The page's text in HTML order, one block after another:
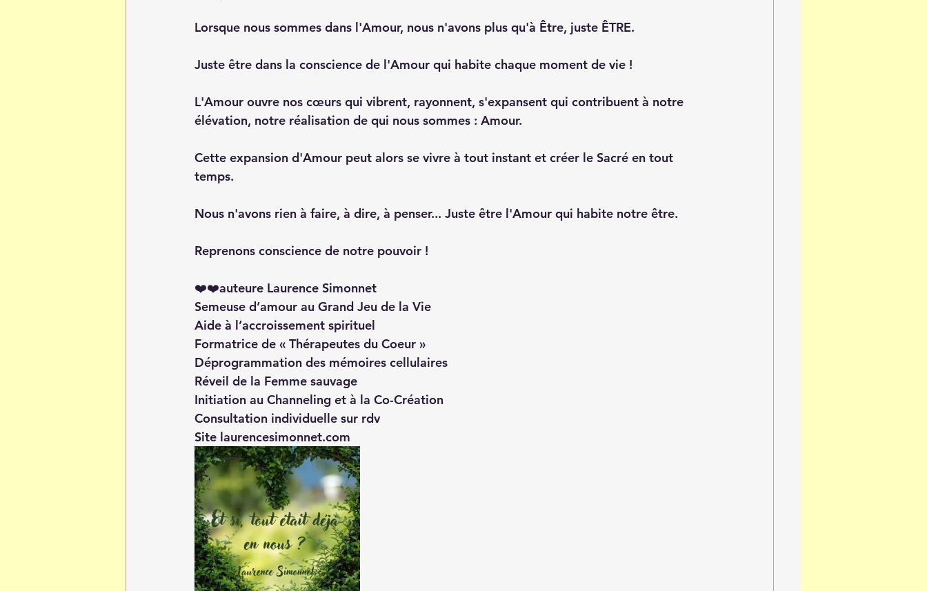
Lorsque nous sommes dans l'Amour, nous n'avons plus qu'à Être, juste ÊTRE.
Juste être dans la conscience de l'Amour qui habite chaque moment de vie !
L'Amour ouvre nos cœurs qui vibrent, rayonnent, s'expansent qui contribuent à notre
élévation, notre réalisation de qui nous sommes : Amour.
Cette expansion d'Amour peut alors se vivre à tout instant et créer le Sacré en tout
temps.
Nous n'avons rien à faire, à dire, à penser... Juste être l'Amour qui habite notre être.
Reprenons conscience de notre pouvoir !
❤️❤️auteure Laurence Simonnet
Semeuse d’amour au Grand Jeu de la Vie
Aide à l’accroissement spirituel
Formatrice de « Thérapeutes du Coeur »
Déprogrammation des mémoires cellulaires
Réveil de la Femme sauvage
Initiation au Channeling et à la Co-Création
Consultation individuelle sur rdv
Site laurencesimonnet.com